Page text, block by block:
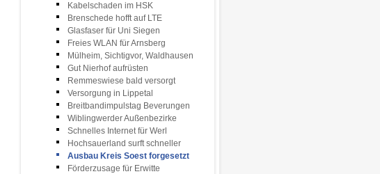
Kabelschaden im HSK
Brenschede hofft auf LTE
Glasfaser für Uni Siegen
Freies WLAN für Arnsberg
Mülheim, Sichtigvor, Waldhausen
Gut Nierhof aufrüsten
Remmeswiese bald versorgt
Versorgung in Lippetal
Breitbandimpulstag Beverungen
Wiblingwerder Außenbezirke
Schnelles Internet für Werl
Hochsauerland surft schneller
Ausbau Kreis Soest forgesetzt
Förderzusage für Erwitte